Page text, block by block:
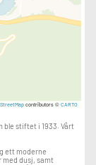
contributors © CARTO
ble stiftet i 1933. Vårt
ett moderne
med dusj, samt